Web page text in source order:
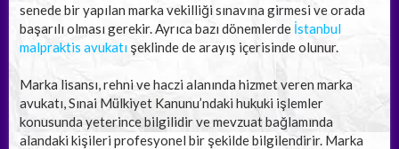
senede bir yapılan marka vekilliği sınavına girmesi ve orada
başarılı olması gerekir. Ayrıca bazı dönemlerde İstanbul
malpraktis avukatı şeklinde de arayış içerisinde olunur.
Marka lisansı, rehni ve haczi alanında hizmet veren marka
avukatı, Sınai Mülkiyet Kanunu’ndaki hukuki işlemler
konusunda yeterince bilgilidir ve mevzuat bağlamında
alandaki kişileri profesyonel bir şekilde bilgilendirir. Marka